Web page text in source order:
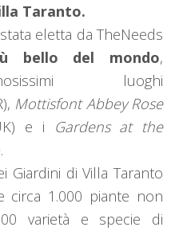
Taranto.
eletta da TheNeeds
bello del mondo,
luoghi
Mottisfont Abbey Rose
e i
Gardens at the
Giardini di Villa Taranto
circa 1.000 piante non
varietà e specie di